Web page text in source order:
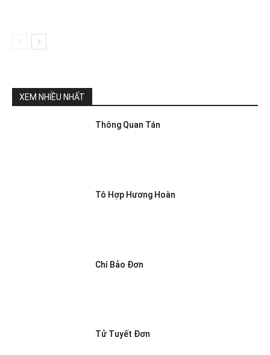
XEM NHIỀU NHẤT
Thông Quan Tán
Tô Hợp Hương Hoàn
Chí Bảo Đơn
Tử Tuyết Đơn